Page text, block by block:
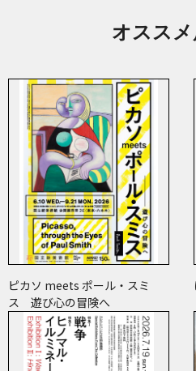
オスス
ピカソ meets ポール・スミ
ス 遊び心の冒険へ